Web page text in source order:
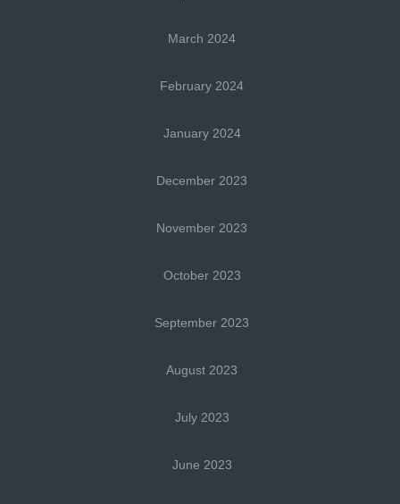
March 2024
February 2024
January 2024
December 2023
November 2023
October 2023
September 2023
August 2023
July 2023
June 2023